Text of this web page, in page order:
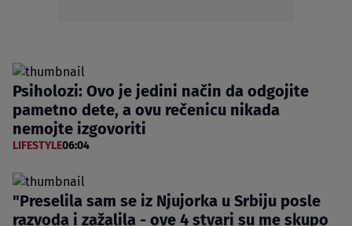
Psiholozi: Ovo je jedini način da odgojite
pametno dete, a ovu rečenicu nikada
nemojte izgovoriti
LIFESTYLE06:04
"Preselila sam se iz Njujorka u Srbiju posle
razvoda i zažalila - ove 4 stvari su me skupo